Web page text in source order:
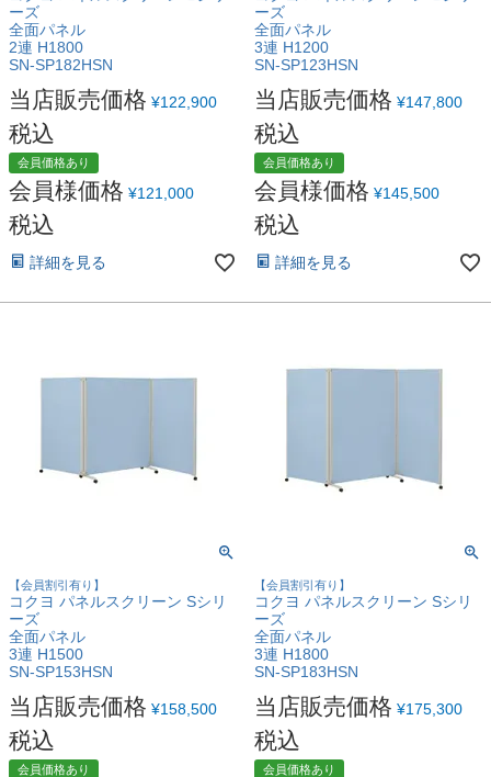
ーズ
全面パネル
2連 H1800
SN-SP182HSN
当店販売価格 ¥122,900
税込
会員価格あり
会員様価格 ¥121,000
税込
詳細を見る
ーズ
全面パネル
3連 H1200
SN-SP123HSN
当店販売価格 ¥147,800
税込
会員価格あり
会員様価格 ¥145,500
税込
詳細を見る
【会員割引有り】
コクヨ パネルスクリーン Sシリ
ーズ
全面パネル
3連 H1500
SN-SP153HSN
当店販売価格 ¥158,500
税込
会員価格あり
【会員割引有り】
コクヨ パネルスクリーン Sシリ
ーズ
全面パネル
3連 H1800
SN-SP183HSN
当店販売価格 ¥175,300
税込
会員価格あり